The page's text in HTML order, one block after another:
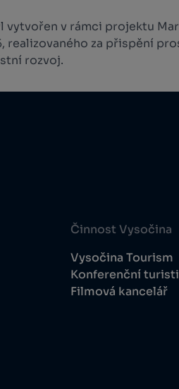
vytvořen v rámci projektu
realizovaného za přispění
rozvoj.
Činnost Vysočina
Vysočina Tourism
Konferenční
Filmová kancelář